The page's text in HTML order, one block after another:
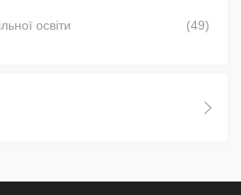
освіти (49)